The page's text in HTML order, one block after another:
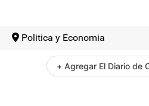
Politica y Economia
+ Agregar El Diario de